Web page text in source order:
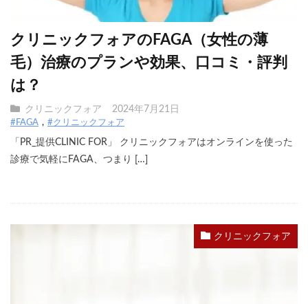
クリニックフォアのFAGA（女性の薄
毛）治療のプランや効果、口コミ・評判
は？
クリニックフォア 2024年7月21日
#FAGA #クリニックフォア
「PR_提供CLINIC FOR」 クリニックフォアはオンラインを使った
診療で気軽にFAGA、つまり […]
クリニックフォア